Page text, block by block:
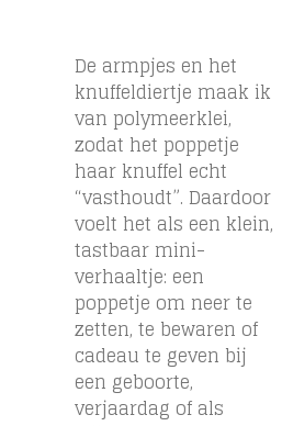
De armpjes en het
knuffeldiertje maak ik
van polymeerklei,
zodat het poppetje
haar knuffel echt
“vasthoudt”. Daardoor
voelt het als een klein,
tastbaar mini-
verhaaltje: een
poppetje om neer te
zetten, te bewaren of
cadeau te geven bij
een geboorte,
verjaardag of als